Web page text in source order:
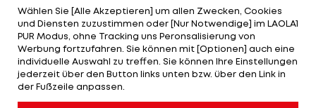
Das erste Gruppenspiel bestreiten die Brasilianer
am 26. Juli gegen Ägypten. Die weiteren Gegner in
Pool C sind Weißrussland und Neuseeland.
Titelverteidiger ist übrigens Argentinien, der
Wählen Sie [Alle Akzeptieren] um allen Zwecken, Cookies
und Diensten zuzustimmen oder [Nur Notwendige] im LAOLA1
PUR Modus, ohne Tracking uns Peronsalisierung von
Werbung fortzufahren. Sie können mit [Optionen] auch eine
individuelle Auswahl zu treffen. Sie können Ihre Einstellungen
jederzeit über den Button links unten bzw. über den Link in
der Fußzeile anpassen.